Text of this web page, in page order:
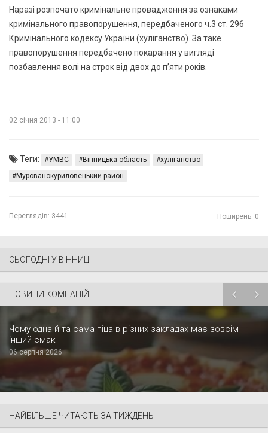
Наразі розпочато кримінальне провадження за ознаками
кримінального правопорушення, передбаченого ч.3 ст. 296
Кримінального кодексу України (хуліганство). За таке
правопорушення передбачено покарання у вигляді
позбавлення волі на строк від двох до п’яти років.
02 січня 2013 - 11:00
Теги: УМВС Вінницька область
хуліганство
Мурованокуриловецький район
Переглядів: 3441 Поширень: 0
СЬОГОДНІ У ВІННИЦІ
НОВИНИ КОМПАНІЙ
Чому одна й та сама піца в різних закладах має зовсім
інший смак
06 серпня 2026
НАЙБІЛЬШЕ ЧИТАЮТЬ ЗА ТИЖДЕНЬ